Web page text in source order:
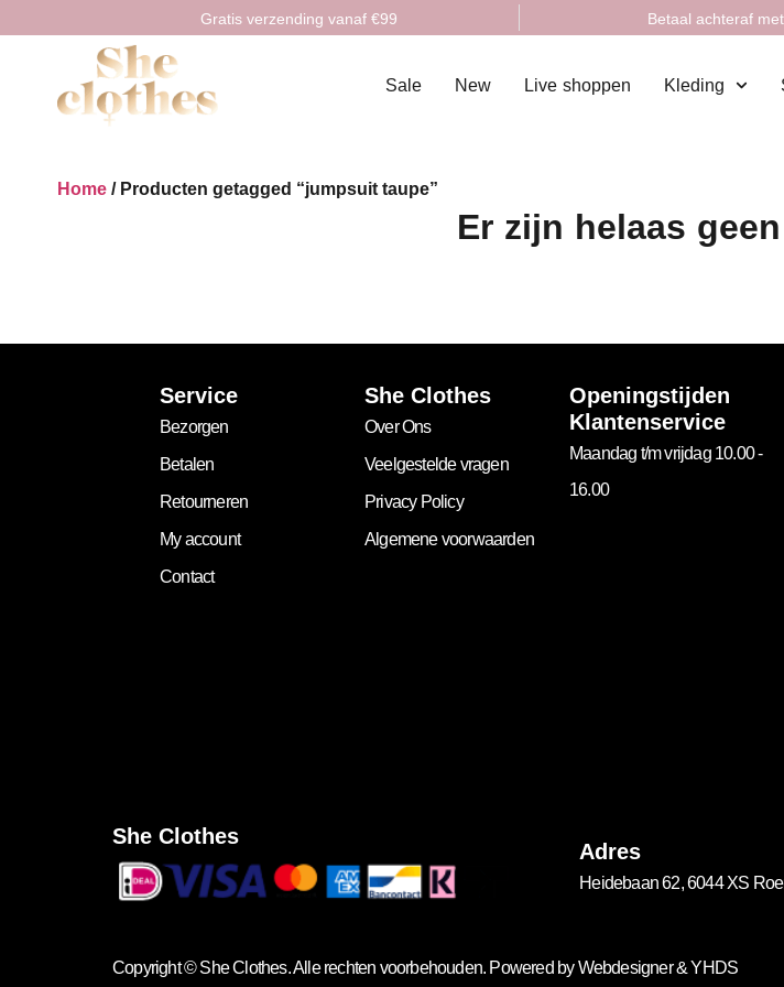
Gratis verzending vanaf €99 Betaal achteraf
Sale New Live shoppen Kleding
Home / Producten getagged “jumpsuit taupe”
Er zijn helaas
Service
Bezorgen
Betalen
Retourneren
My account
Contact
She Clothes
Over Ons
Veelgestelde vragen
Privacy Policy
Algemene voorwaarden
Openingstijden
Klantenservice
Maandag t/m vrijdag 10.00 -
16.00
She Clothes
Adres
Heidebaan 62, 6044 XS
Copyright ©She Clothes. Alle rechten voorbehouden. Powered byWebdesigner&YHDS